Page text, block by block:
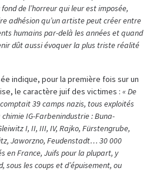
de l’horreur qui leur est imposée,
adhésion qu’un artiste peut créer entre
humains par-delà les années et quand
dût aussi évoquer la plus triste réalité
indique, pour la première fois sur un
le caractère juif des victimes : « De
39 camps nazis, tous exploités
IG-Farbenindustrie : Buna-
I, II, III, IV, Rajko, Fürstengrube,
Jaworzno, Feudenstadt… 30 000
en France, Juifs pour la plupart, y
sous les coups et d’épuisement, ou